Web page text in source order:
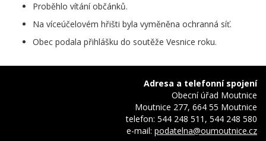
Proběhlo vítání občánků.
Na víceúčelovém hřišti byla vyměněna ochranná síť.
Obec podala přihlášku do soutěže Vesnice roku.
Adresa a telefonní spojení
Obecní úřad Moutnice
Moutnice 277, 664 55 Moutnice
telefon: 544 248 511, 544 248 580
e-mail: podatelna@oumoutnice.cz